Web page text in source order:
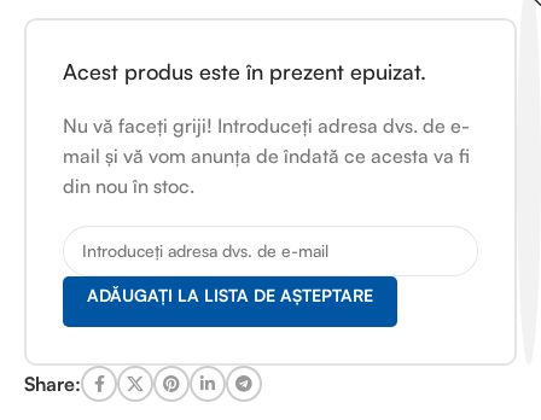
Acest produs este în prezent epuizat.
Nu vă faceți griji! Introduceți adresa dvs. de e-
mail și vă vom anunța de îndată ce acesta va fi
din nou în stoc.
ADĂUGAȚI LA LISTA DE AȘTEPTARE
Share: